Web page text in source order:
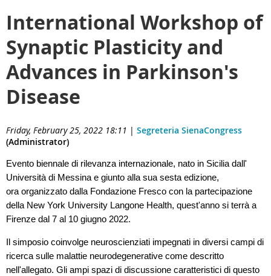
International Workshop of
Synaptic Plasticity and
Advances in Parkinson's
Disease
Friday, February 25, 2022 18:11 | Segreteria SienaCongress
(Administrator)
Evento biennale di rilevanza internazionale, nato in Sicilia dall'
Università di Messina e giunto alla sua sesta edizione,
ora organizzato dalla Fondazione Fresco con la partecipazione
della New York University Langone Health, quest'anno si terrà a
Firenze dal 7 al 10 giugno 2022.
Il simposio coinvolge neuroscienziati impegnati in diversi campi di
ricerca sulle malattie neurodegenerative come descritto
nell'allegato. Gli ampi spazi di discussione caratteristici di questo